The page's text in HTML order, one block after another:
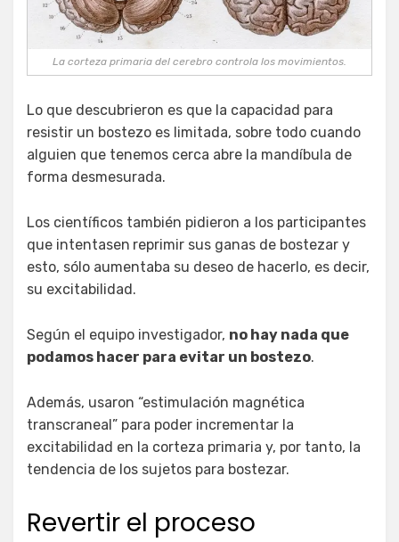
La corteza primaria del cerebro controla los movimientos.
Lo que descubrieron es que la capacidad para
resistir un bostezo es limitada, sobre todo cuando
alguien que tenemos cerca abre la mandíbula de
forma desmesurada.
Los científicos también pidieron a los participantes
que intentasen reprimir sus ganas de bostezar y
esto, sólo aumentaba su deseo de hacerlo, es decir,
su excitabilidad.
Según el equipo investigador, no hay nada que
podamos hacer para evitar un bostezo.
Además, usaron “estimulación magnética
transcraneal” para poder incrementar la
excitabilidad en la corteza primaria y, por tanto, la
tendencia de los sujetos para bostezar.
Revertir el proceso